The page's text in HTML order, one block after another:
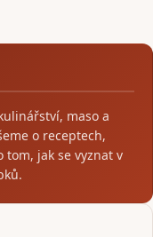
maso a
o receptech,
jak se vyznat v